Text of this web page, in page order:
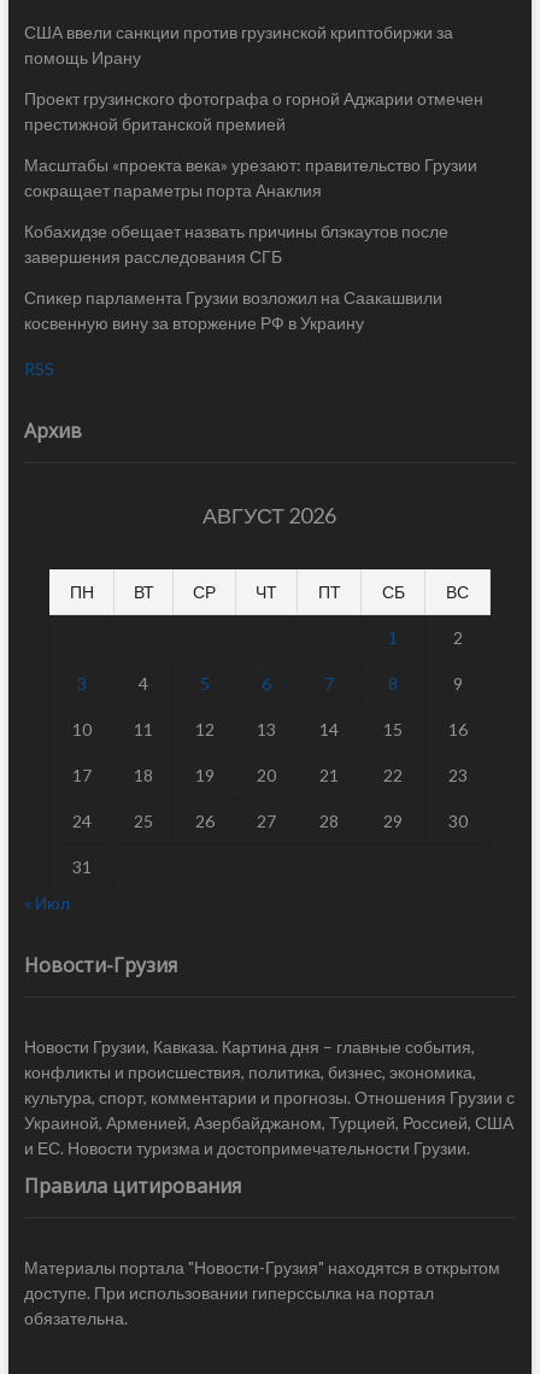
США ввели санкции против грузинской криптобиржи за
помощь Ирану
Проект грузинского фотографа о горной Аджарии отмечен
престижной британской премией
Масштабы «проекта века» урезают: правительство Грузии
сокращает параметры порта Анаклия
Кобахидзе обещает назвать причины блэкаутов после
завершения расследования СГБ
Спикер парламента Грузии возложил на Саакашвили
косвенную вину за вторжение РФ в Украину
RSS
Архив
АВГУСТ 2026
ПН ВТ СР ЧТ ПТ СБ ВС
1 2
3 4 5 6 7 8 9
10 11 12 13 14 15 16
17 18 19 20 21 22 23
24 25 26 27 28 29 30
31
« Июл
Новости-Грузия
Новости Грузии, Кавказа. Картина дня – главные события,
конфликты и происшествия, политика, бизнес, экономика,
культура, спорт, комментарии и прогнозы. Отношения Грузии с
Украиной, Арменией, Азербайджаном, Турцией, Россией, США
и ЕС. Новости туризма и достопримечательности Грузии.
Правила цитирования
Материалы портала "Новости-Грузия" находятся в открытом
доступе. При использовании гиперссылка на портал
обязательна.